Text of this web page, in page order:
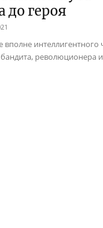
до героя
вполне интеллигентного
бандита, революционера